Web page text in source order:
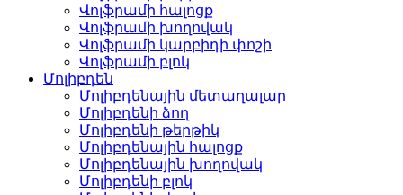
Վոլֆրամի հալոցք
Վոլֆրամի խողովակ
Վոլֆրամի կարբիդի փոշի
Վոլֆրամի բլոկ
Մոլիբդեն
Մոլիբդենային մետաղալար
Մոլիբդենի ձող
Մոլիբդենի թերթիկ
Մոլիբդենային հալոցք
Մոլիբդենային խողովակ
Մոլիբդենի բլոկ